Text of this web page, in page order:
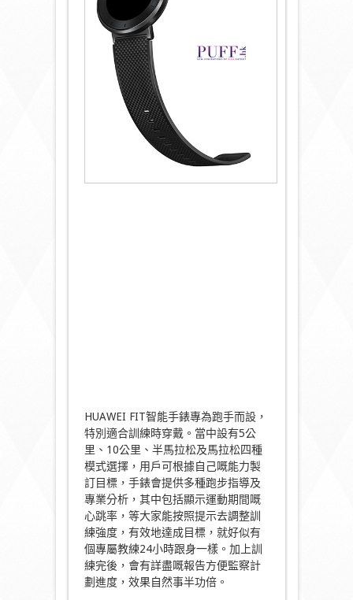
HUAWEI FIT智能手錶專為跑手而設，
特別適合訓練時穿戴。當中設有5公
里、10公里、半馬拉松及馬拉松四種
模式選擇，用戶可根據自己嘅能力製
訂目標，手錶會提供多種跑步指導及
專業分析，其中包括顯示運動期間嘅
心跳率，等大家能按照提示去調整訓
練強度，有效地達成目標，就好似有
個專屬教練24小時跟身一樣。加上訓
練完後，會有詳盡嘅報告方便監察計
劃進度，效果自然事半功倍。